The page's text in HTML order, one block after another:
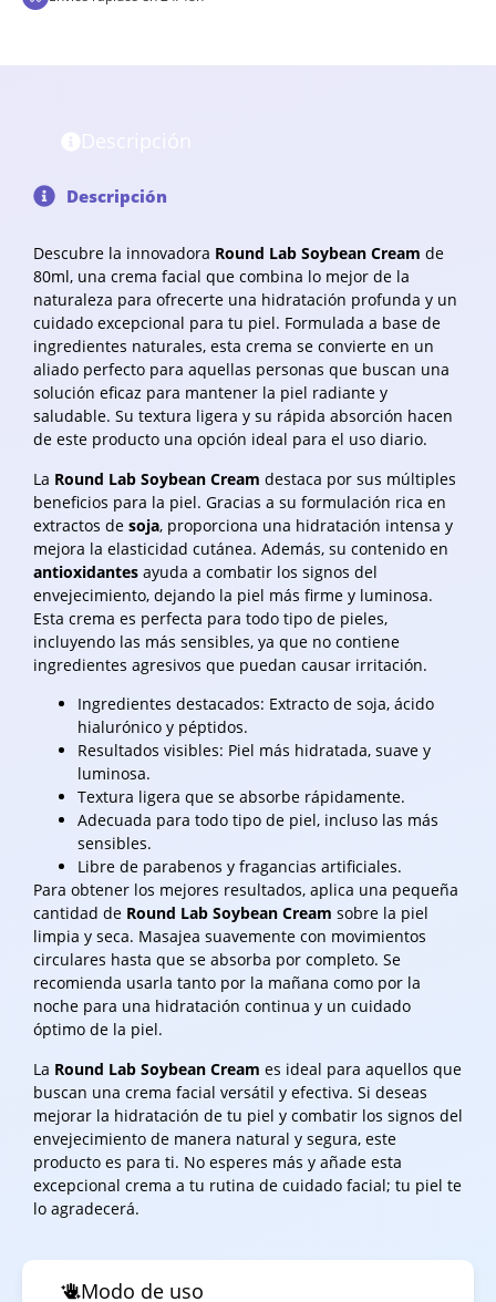
Modo de uso
Descripción
Descubre la innovadora Round Lab Soybean Cream de
80ml, una crema facial que combina lo mejor de la
naturaleza para ofrecerte una hidratación profunda y un
cuidado excepcional para tu piel. Formulada a base de
ingredientes naturales, esta crema se convierte en un
aliado perfecto para aquellas personas que buscan una
solución eficaz para mantener la piel radiante y
saludable. Su textura ligera y su rápida absorción hacen
de este producto una opción ideal para el uso diario.
La Round Lab Soybean Cream destaca por sus múltiples
beneficios para la piel. Gracias a su formulación rica en
extractos de soja, proporciona una hidratación intensa y
mejora la elasticidad cutánea. Además, su contenido en
antioxidantes ayuda a combatir los signos del
envejecimiento, dejando la piel más firme y luminosa.
Esta crema es perfecta para todo tipo de pieles,
incluyendo las más sensibles, ya que no contiene
ingredientes agresivos que puedan causar irritación.
Ingredientes destacados: Extracto de soja, ácido
hialurónico y péptidos.
Resultados visibles: Piel más hidratada, suave y
luminosa.
Textura ligera que se absorbe rápidamente.
Adecuada para todo tipo de piel, incluso las más
sensibles.
Libre de parabenos y fragancias artificiales.
Para obtener los mejores resultados, aplica una pequeña
cantidad de Round Lab Soybean Cream sobre la piel
limpia y seca. Masajea suavemente con movimientos
circulares hasta que se absorba por completo. Se
recomienda usarla tanto por la mañana como por la
noche para una hidratación continua y un cuidado
óptimo de la piel.
La Round Lab Soybean Cream es ideal para aquellos que
buscan una crema facial versátil y efectiva. Si deseas
mejorar la hidratación de tu piel y combatir los signos del
envejecimiento de manera natural y segura, este
producto es para ti. No esperes más y añade esta
excepcional crema a tu rutina de cuidado facial; tu piel te
lo agradecerá.